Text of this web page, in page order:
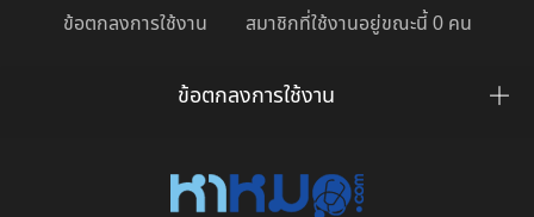
ข้อตกลงการใช้งาน สมาชิกที่ใช้งานอยู่ขณะนี้ 0 คน
ข้อตกลงการใช้งาน